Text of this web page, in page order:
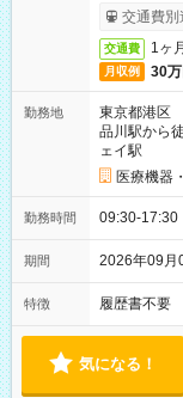
取りサービ
交通費別
交通費 1ヶ
月収例 30
勤務地
東京都港区
品川駅から
ェイ駅
医療機器
勤務時間 09:30-17:30
期間 2026年09
特徴 履歴書不要
気になる！